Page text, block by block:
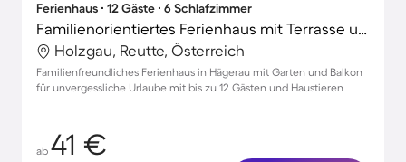
Ferienhaus ∙ 12 Gäste ∙ 6 Schlafzimmer
Familienorientiertes Ferienhaus mit Terrasse und Garten | Haustiere erlaubt
Holzgau, Reutte, Österreich
Familienfreundliches Ferienhaus in Hägerau mit Garten und Balkon
für unvergessliche Urlaube mit bis zu 12 Gästen und Haustieren
ab 41 €